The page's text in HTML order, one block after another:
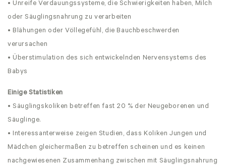
• Unreife Verdauungssysteme, die Schwierigkeiten haben, Milch
oder Säuglingsnahrung zu verarbeiten
• Blähungen oder Völlegefühl, die Bauchbeschwerden
verursachen
• Überstimulation des sich entwickelnden Nervensystems des
Babys
Einige Statistiken
• Säuglingskoliken betreffen fast 20 % der Neugeborenen und
Säuglinge.
• Interessanterweise zeigen Studien, dass Koliken Jungen und
Mädchen gleichermaßen zu betreffen scheinen und es keinen
nachgewiesenen Zusammenhang zwischen mit Säuglingsnahrung